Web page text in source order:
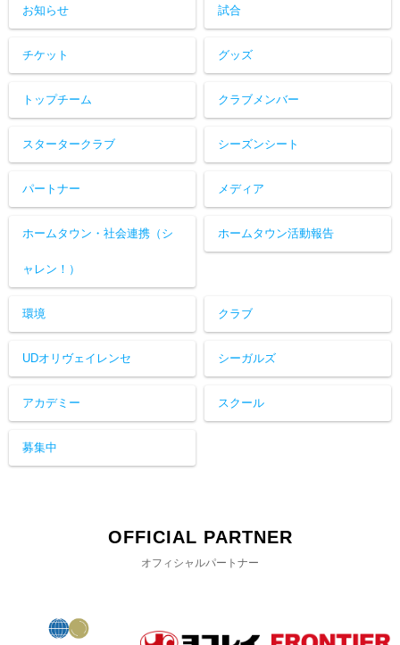
お知らせ 試合
チケット グッズ
トップチーム クラブメンバー
スタータークラブ シーズンシート
パートナー メディア
ホームタウン・社会連携（シ
ャレン！）
ホームタウン活動報告
環境 クラブ
UDオリヴェイレンセ シーガルズ
アカデミー スクール
募集中
OFFICIAL PARTNER
オフィシャルパートナー